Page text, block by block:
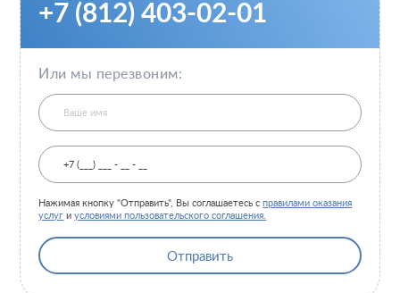
+7 (812) 403-02-01
Или мы перезвоним:
Нажимая кнопку "Отправить", Вы соглашаетесь справилами оказания
услуг иусловиями пользовательского соглашения.
Отправить